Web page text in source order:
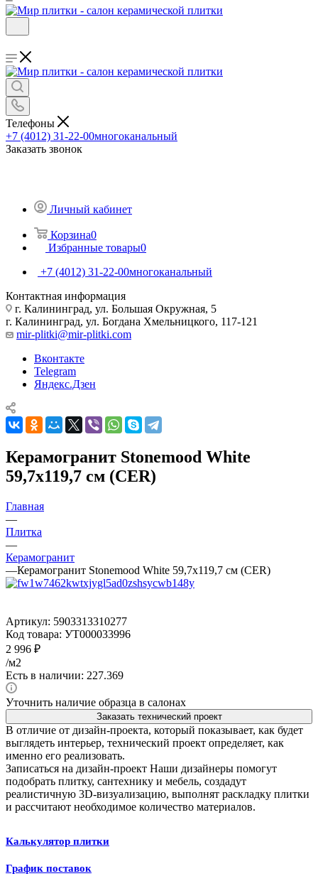
Телефоны
+7 (4012) 31-22-00многоканальный
Заказать звонок
Личный кабинет
Корзина0
Избранные товары0
+7 (4012) 31-22-00многоканальный
Контактная информация
г. Калининград, ул. Большая Окружная, 5
г. Калининград, ул. Богдана Хмельницкого, 117-121
mir-plitki@mir-plitki.com
Вконтакте
Telegram
Яндекс.Дзен
Керамогранит Stonemood White
59,7x119,7 см (CER)
Главная
—
Плитка
—
Керамогранит
—Керамогранит Stonemood White 59,7x119,7 см (CER)
Артикул: 5903313310277
Код товара: УТ000033996
2 996 ₽
/м2
Есть в наличии: 227.369
Уточнить наличие образца в салонах
Заказать технический проект
В отличие от дизайн-проекта, который показывает, как будет
выглядеть интерьер, технический проект определяет, как
именно его реализовать.
Записаться на дизайн-проект Наши дизайнеры помогут
подобрать плитку, сантехнику и мебель, создадут
реалистичную 3D-визуализацию, выполнят раскладку плитки
и рассчитают необходимое количество материалов.
Калькулятор плитки
График поставок